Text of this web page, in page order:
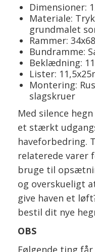
Dimensioner:
Materiale:
grundmalet
Rammer:
Bundramme:
Beklædning:
Lister:
Montering:
slagskruer
Med silence
et stærkt
haveforbedring.
relaterede varer
bruge til
og overskueligt
give haven et
bestil dit nye
OBS
Følgende ting